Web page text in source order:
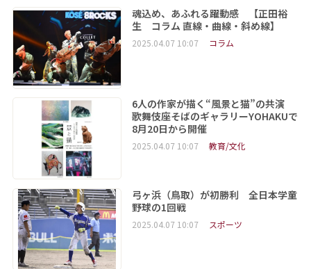
魂込め、あふれる躍動感 【正田裕
生 コラム 直線・曲線・斜め線】
2025.04.07 10:07 コラム
6人の作家が描く“風景と猫”の共演
歌舞伎座そばのギャラリーYOHAKUで
8月20日から開催
2025.04.07 10:07 教育/文化
弓ヶ浜（鳥取）が初勝利 全日本学童
野球の1回戦
2025.04.07 10:07 スポーツ